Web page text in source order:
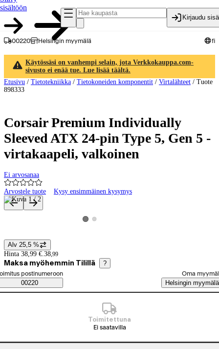
sisältöön
Kirjaudu
00220 Helsingin myymälä fi
Käytössäsi on vanhempi selain, jota Verkkokauppa.com-
sivusto ei enää tue. Lue lisää täältä.
Etusivu / Tietotekniikka / Tietokoneiden komponentit / Virtalähteet / Tuote
898333
Corsair Premium Individually
Sleeved ATX 24-pin Type 5, Gen 5 -
virtakaapeli, valkoinen
Ei arvosanaa
Arvostele tuote Kysy ensimmäinen kysymys
Tuotteen kuvat ja videot
Katso tuotekuva 1
Katso tuotekuva 2
Hintatiedot
Alv 25,5 %
Hinta 38,99 €. 38,99
Maksa myöhemmin Tilillä ?
Saatavuustiedot
tilaustapa
postinumeroon
00220
Oma
Helsingin myymälä
Toimitettuna
Ei saatavilla